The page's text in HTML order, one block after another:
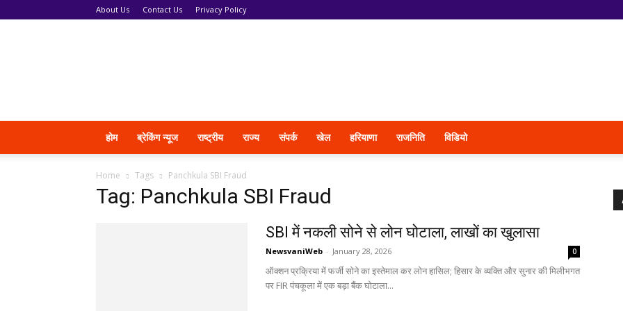
About Us Contact Us Privacy Policy
होम ब्रेकिंग न्यूज राष्ट्रीय राज्य संपर्क खेल हरियाणा राजनिति विडियो
Home Tags Panchkula SBI Fraud
Tag: Panchkula SBI Fraud
SBI में नकली सोने से लोन घोटाला, लाखों का खुलासा
NewsvaniWeb - January 28, 2026 0
ऑक्शन प्रक्रिया में फर्जी सोने का इस्तेमाल कर लोन हासिल; हिसार के व्यक्ति और सुनार की मिलीभगत
पर FIR पंचकूला में एक बड़ा बैंक घोटाला...